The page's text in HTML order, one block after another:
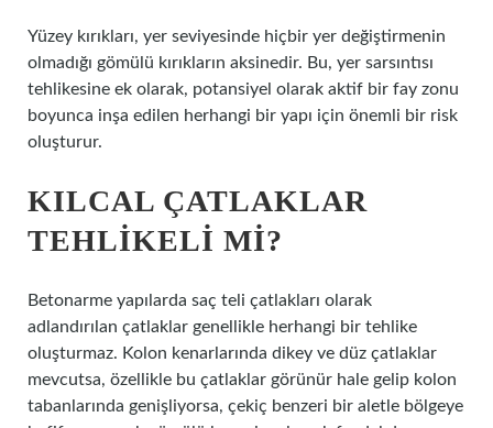
Yüzey kırıkları, yer seviyesinde hiçbir yer değiştirmenin
olmadığı gömülü kırıkların aksinedir. Bu, yer sarsıntısı
tehlikesine ek olarak, potansiyel olarak aktif bir fay zonu
boyunca inşa edilen herhangi bir yapı için önemli bir risk
oluşturur.
KILCAL ÇATLAKLAR
TEHLIKELI MI?
Betonarme yapılarda saç teli çatlakları olarak
adlandırılan çatlaklar genellikle herhangi bir tehlike
oluşturmaz. Kolon kenarlarında dikey ve düz çatlaklar
mevcutsa, özellikle bu çatlaklar görünür hale gelip kolon
tabanlarında genişliyorsa, çekiç benzeri bir aletle bölgeye